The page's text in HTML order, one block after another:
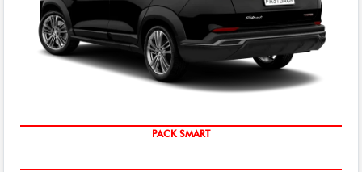
PACK SMART